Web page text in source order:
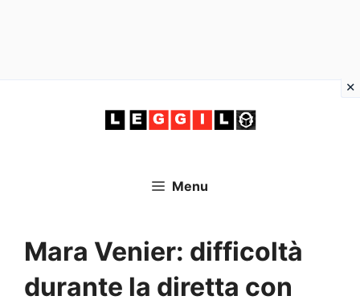
Menu
Mara Venier: difficoltà
durante la diretta con